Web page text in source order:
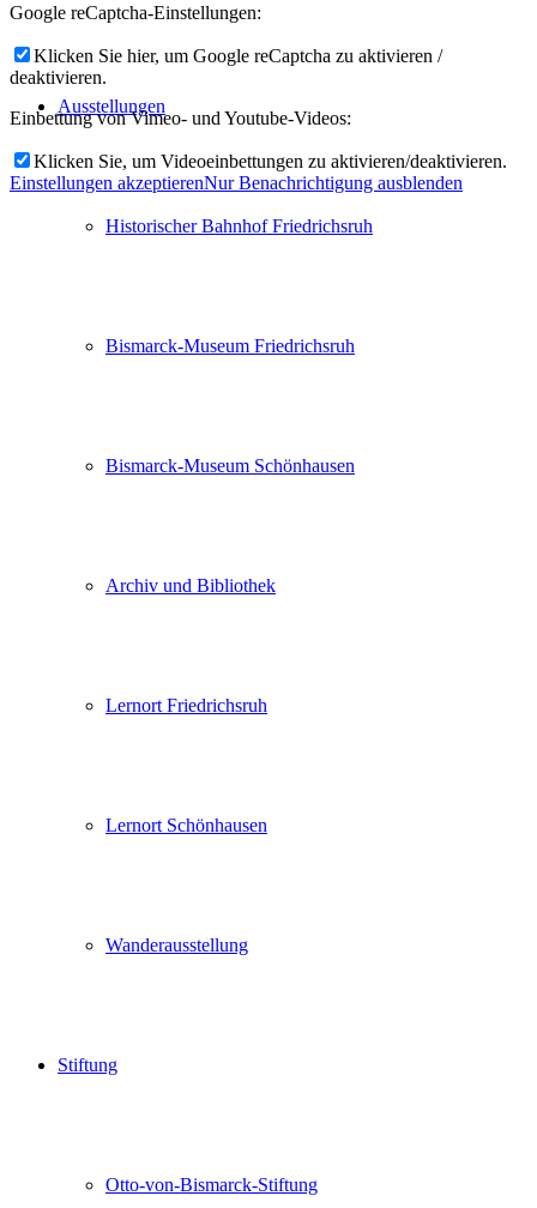
Ausstellungen
Historischer Bahnhof Friedrichsruh
Bismarck-Museum Friedrichsruh
Bismarck-Museum Schönhausen
Archiv und Bibliothek
Lernort Friedrichsruh
Lernort Schönhausen
Wanderausstellung
Stiftung
Otto-von-Bismarck-Stiftung
Google reCaptcha-Einstellungen:
Klicken Sie hier, um Google reCaptcha zu aktivieren /
deaktivieren.
Einbettung von Vimeo- und Youtube-Videos:
Klicken Sie, um Videoeinbettungen zu aktivieren/deaktivieren.
Einstellungen akzeptierenNur Benachrichtigung ausblenden